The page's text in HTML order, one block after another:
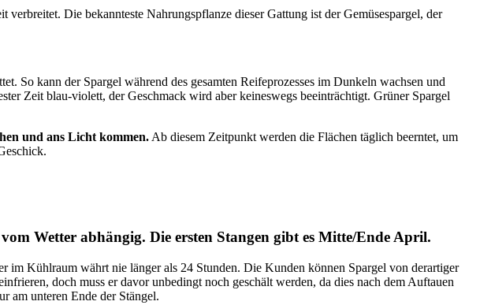
Die bekannteste Nahrungspflanze dieser Gattung ist der Gemüsespargel, der
So kann der Spargel während des gesamten Reifeprozesses im Dunkeln wachsen und
Zeit blau-violett, der Geschmack wird aber keineswegs beeinträchtigt. Grüner Spargel
und ans Licht kommen. Ab diesem Zeitpunkt werden die Flächen täglich beerntet, um
Wetter abhängig. Die ersten Stangen gibt es Mitte/Ende April.
im Kühlraum währt nie länger als 24 Stunden. Die Kunden können Spargel von derartiger
doch muss er davor unbedingt noch geschält werden, da dies nach dem Auftauen
am unteren Ende der Stängel.